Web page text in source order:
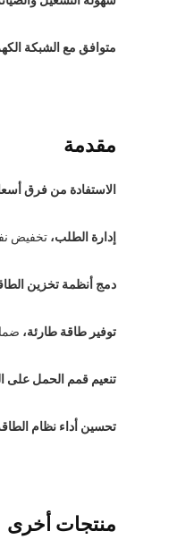
متوافق مع الشبكة
مقدمة
الاستفادة من فرق
إدارة الطلب، تخفيض
دمج أنظمة تخزين
توفير طاقة طارئة،
تنعيم قمم الحمل على
تحسين أداء نظام
منتجات أخرى